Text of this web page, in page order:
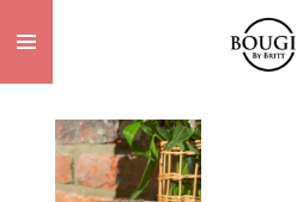
direct
naar
hoofdinhoud